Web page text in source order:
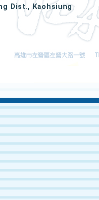
Dist., Kaohsiung